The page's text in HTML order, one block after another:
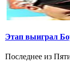
Этап выиграл
Последнее из